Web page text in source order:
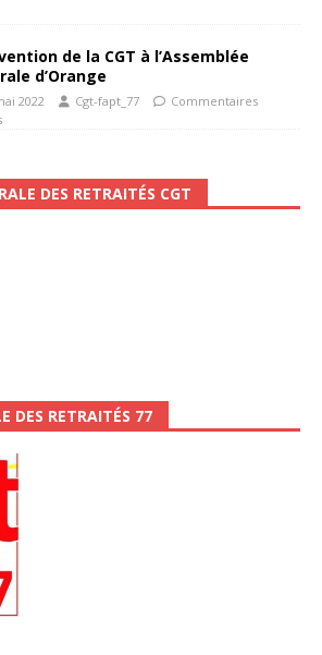
de la CGT à l’Assemblée
d’Orange
2022 Cgt-fapt_77
Commentaires
DES RETRAITÉS CGT
DES RETRAITÉS 77